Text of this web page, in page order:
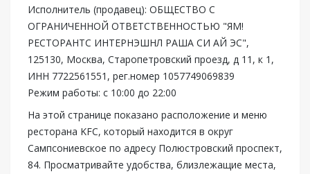
Исполнитель (продавец): ОБЩЕСТВО С
ОГРАНИЧЕННОЙ ОТВЕТСТВЕННОСТЬЮ "ЯМ!
РЕСТОРАНТС ИНТЕРНЭШНЛ РАША СИ АЙ ЭС",
125130, Москва, Старопетровский проезд, д 11, к 1,
ИНН 7722561551, рег.номер 1057749069839
Режим работы: с 10:00 до 22:00
На этой странице показано расположение и меню
ресторана KFC, который находится в округ
Сампсониевское по адресу Полюстровский проспект,
84. Просматривайте удобства, близлежащие места,